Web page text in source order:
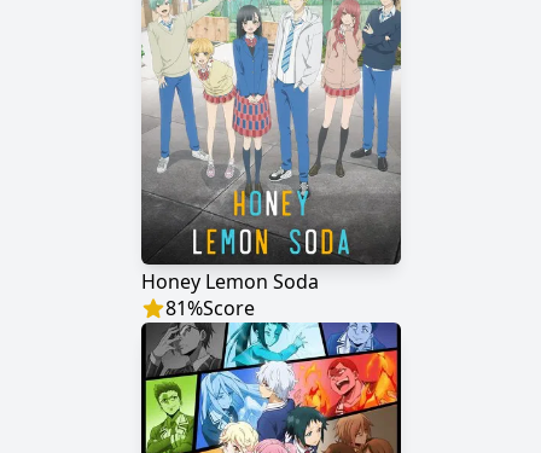
Honey Lemon Soda
81%Score